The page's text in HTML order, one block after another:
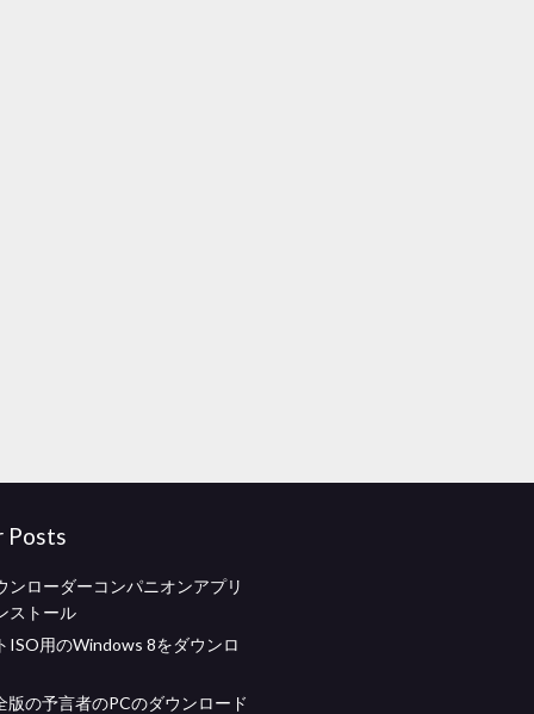
Posts
ンローダーコンパニオンアプリ
ストール
ISO用のWindows 8をダウンロ
版の予言者のPCのダウンロード